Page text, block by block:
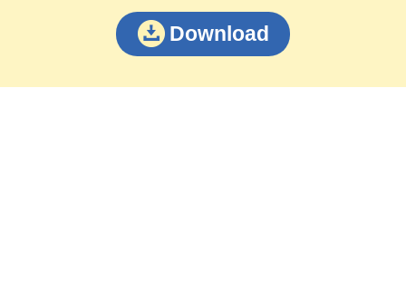
Download